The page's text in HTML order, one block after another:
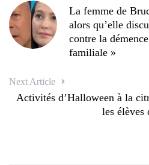
La femme de
alors qu’elle
contre la
familiale »
Next Article
Activités d’Halloween à la
les élèves